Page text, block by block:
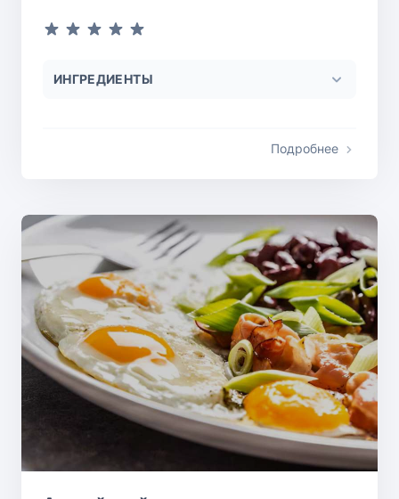
ИНГРЕДИЕНТЫ
Подробнее